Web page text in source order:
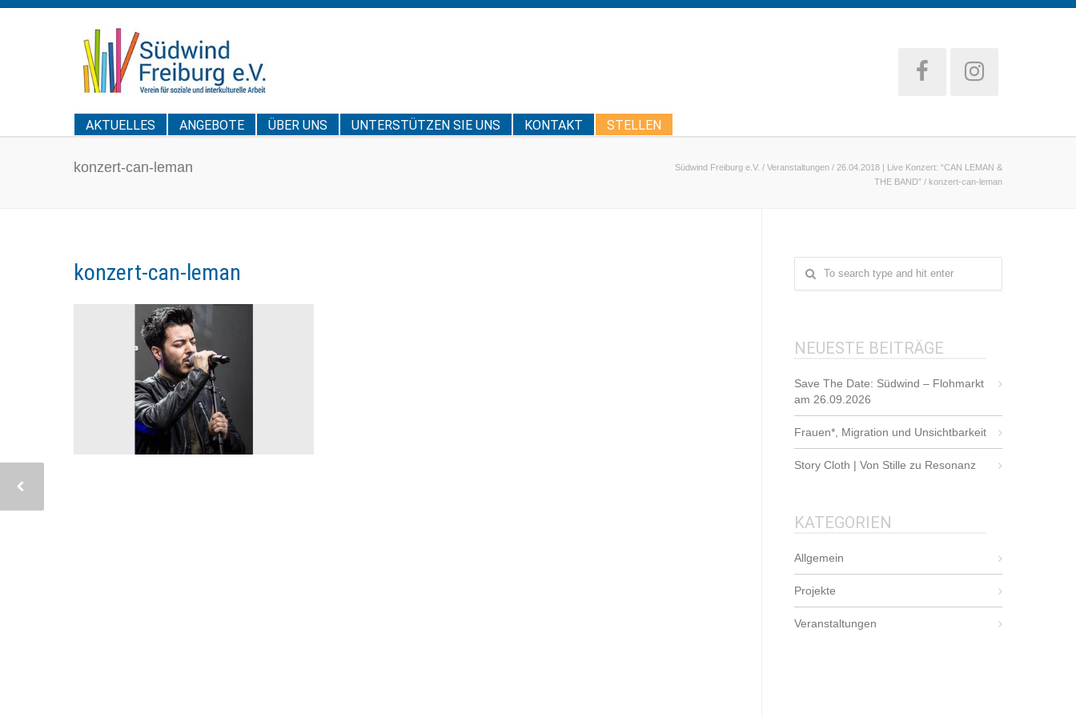
AKTUELLES ANGEBOTE ÜBER UNS UNTERSTÜTZEN SIE UNS KONTAKT STELLEN
konzert-can-leman Südwind Freiburg e.V. / Veranstaltungen / 26.04.2018 | Live Konzert: “CAN LEMAN &
THE BAND” / konzert-can-leman
konzert-can-leman
NEUESTE BEITRÄGE
Save The Date: Südwind – Flohmarkt
am 26.09.2026
Frauen*, Migration und Unsichtbarkeit
Story Cloth | Von Stille zu Resonanz
KATEGORIEN
Allgemein
Projekte
Veranstaltungen